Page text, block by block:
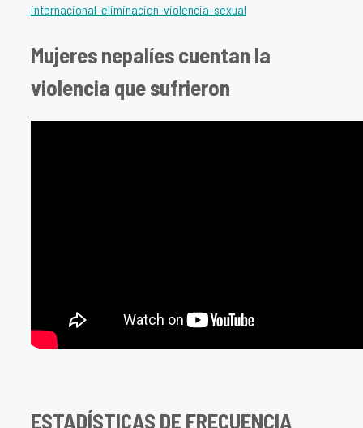
internacional-eliminacion-violencia-sexual
Mujeres nepalíes cuentan la
violencia que sufrieron
ESTADÍSTICAS DE FRECUENCIA